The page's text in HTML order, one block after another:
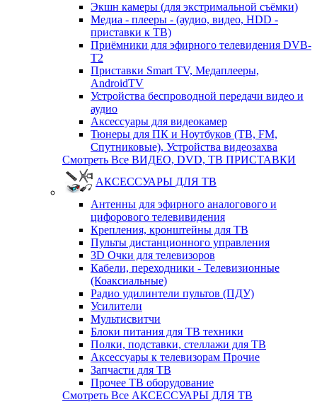
Экшн камеры (для экстримальной съёмки)
Медиа - плееры - (аудио, видео, HDD -
приставки к ТВ)
Приёмники для эфирного телевидения DVB-
T2
Приставки Smart TV, Медаплееры,
AndroidTV
Устройства беспроводной передачи видео и
аудио
Аксессуары для видеокамер
Тюнеры для ПК и Ноутбуков (ТВ, FM,
Спутниковые), Устройства видеозахва
Смотреть Все ВИДЕО, DVD, ТВ ПРИСТАВКИ
АКСЕССУАРЫ ДЛЯ ТВ
Антенны для эфирного аналогового и
цифорового телевивидения
Крепления, кронштейны для ТВ
Пульты дистанционного управления
3D Очки для телевизоров
Кабели, переходники - Телевизионные
(Коаксиальные)
Радио удилинтели пультов (ПДУ)
Усилители
Мультисвитчи
Блоки питания для ТВ техники
Полки, подставки, стеллажи для ТВ
Аксессуары к телевизорам Прочие
Запчасти для ТВ
Прочее ТВ оборудование
Смотреть Все АКСЕССУАРЫ ДЛЯ ТВ